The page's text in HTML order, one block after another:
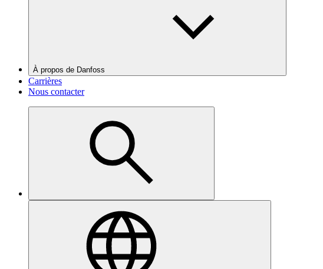
À propos de Danfoss
Carrières
Nous contacter